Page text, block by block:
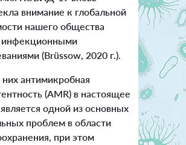
внимание к глобальной
нашего общества
инфекционными
(Brüssow, 2020 г.).
антимикробная
(AMR) в настоящее
одной из основных
проблем в области
при этом